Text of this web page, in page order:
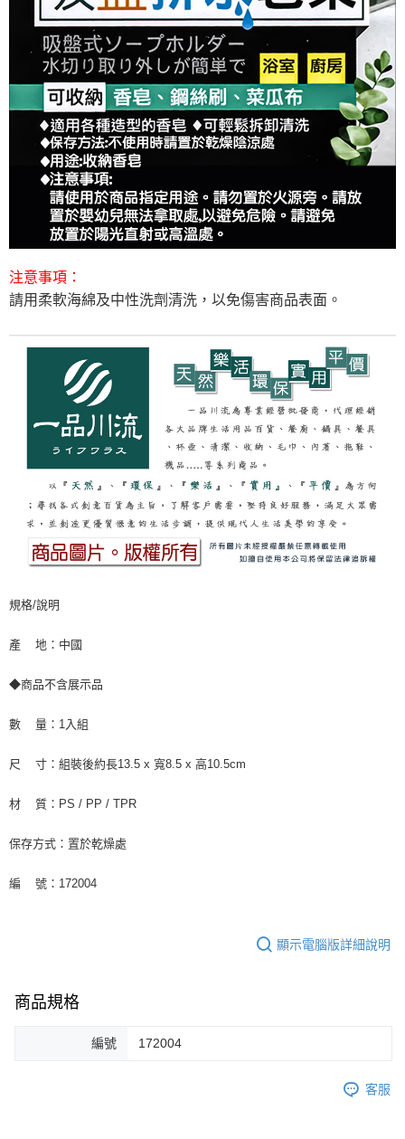
注意事項：
請用柔軟海綿及中性洗劑清洗，以免傷害商品表面。
規格/說明
產 地：中國
◆商品不含展示品
數 量：1入組
尺 寸：組裝後約長13.5 x 寬8.5 x 高10.5cm
材 質：PS / PP / TPR
保存方式：置於乾燥處
編 號：172004
顯示電腦版詳細說明
商品規格
編號 172004
客服